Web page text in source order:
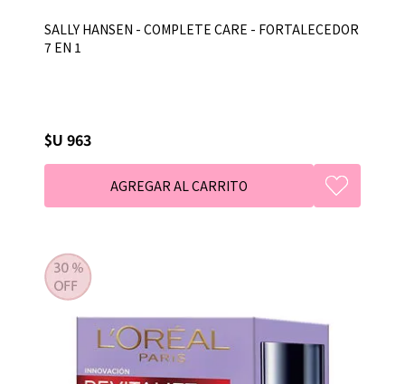
SALLY HANSEN - COMPLETE CARE - FORTALECEDOR
7 EN 1
$U 963